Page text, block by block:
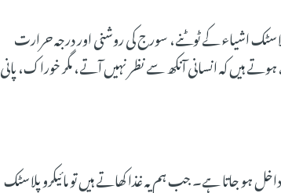
اشیاء کے ٹوٹنے، سورج کی روشنی اور درجہ حرارت
ہیں کہ انسانی آنکھ سے نظر نہیں آتے، مگر خوراک، پانی
ہو جاتا ہے۔ جب ہم یہ غذا کھاتے ہیں تو مائیکرو پلاسٹک